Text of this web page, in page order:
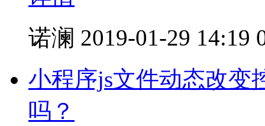
诺澜 2019-01-29 14:19
小程序js文件动态改变
吗？